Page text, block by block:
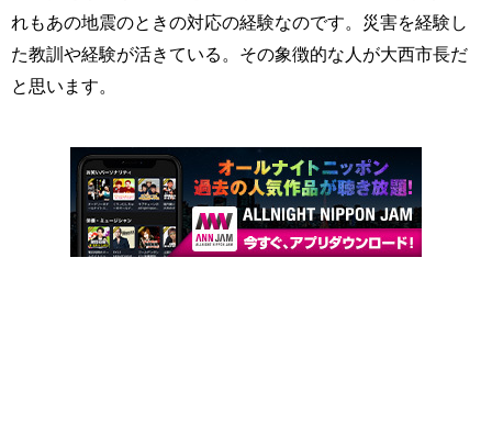
れもあの地震のときの対応の経験なのです。災害を経験し
た教訓や経験が活きている。その象徴的な人が大西市長だ
と思います。